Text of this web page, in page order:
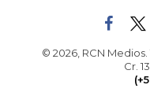
© 2026, RCN
Cr.